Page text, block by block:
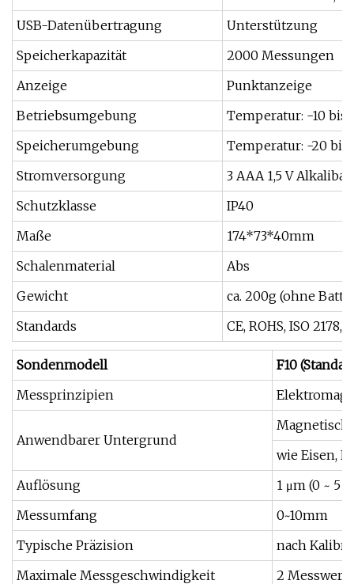
USB-Datenübertragung
Unterstützung
Speicherkapazität
2000 Messungen
Anzeige
Punktanzeige
Betriebsumgebung
Temperatur: -10
Speicherumgebung
Temperatur: -20
Stromversorgung
3 AAA 1,5 V
Schutzklasse
IP40
Maße
174*73*40mm
Schalenmaterial
Abs
Gewicht
ca. 200g (ohne
Standards
CE, ROHS, ISO
Sondenmodell
F10
Messprinzipien
Anwendbarer Untergrund
wie Eisen,
Auflösung
1 μm (0 ~ 5
Messumfang
0~10mm
Typische Präzision
nach
Maximale Messgeschwindigkeit
2